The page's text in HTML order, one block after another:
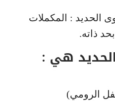
الحديد : المكملات
ذاته.
هي :
الرومي)